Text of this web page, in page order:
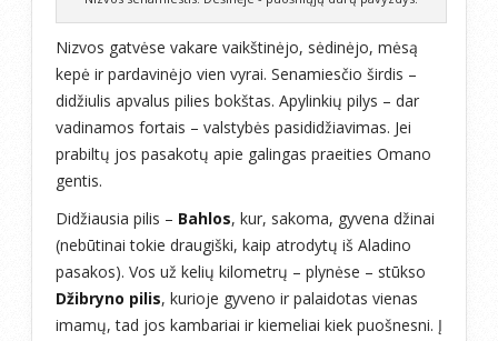
Nizvos gatvėse vakare vaikštinėjo, sėdinėjo, mėsą
kepė ir pardavinėjo vien vyrai. Senamiesčio širdis –
didžiulis apvalus pilies bokštas. Apylinkių pilys – dar
vadinamos fortais – valstybės pasididžiavimas. Jei
prabiltų jos pasakotų apie galingas praeities Omano
gentis.
Didžiausia pilis – Bahlos, kur, sakoma, gyvena džinai
(nebūtinai tokie draugiški, kaip atrodytų iš Aladino
pasakos). Vos už kelių kilometrų – plynėse – stūkso
Džibryno pilis, kurioje gyveno ir palaidotas vienas
imamų, tad jos kambariai ir kiemeliai kiek puošnesni. Į